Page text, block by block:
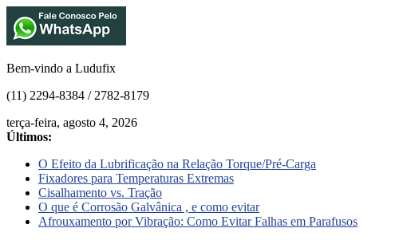
Bem-vindo a Ludufix
(11) 2294-8384 / 2782-8179
terça-feira, agosto 4, 2026
Últimos:
O Efeito da Lubrificação na Relação Torque/Pré-Carga
Fixadores para Temperaturas Extremas
Cisalhamento vs. Tração
O que é Corrosão Galvânica , e como evitar
Afrouxamento por Vibração: Como Evitar Falhas em Parafusos